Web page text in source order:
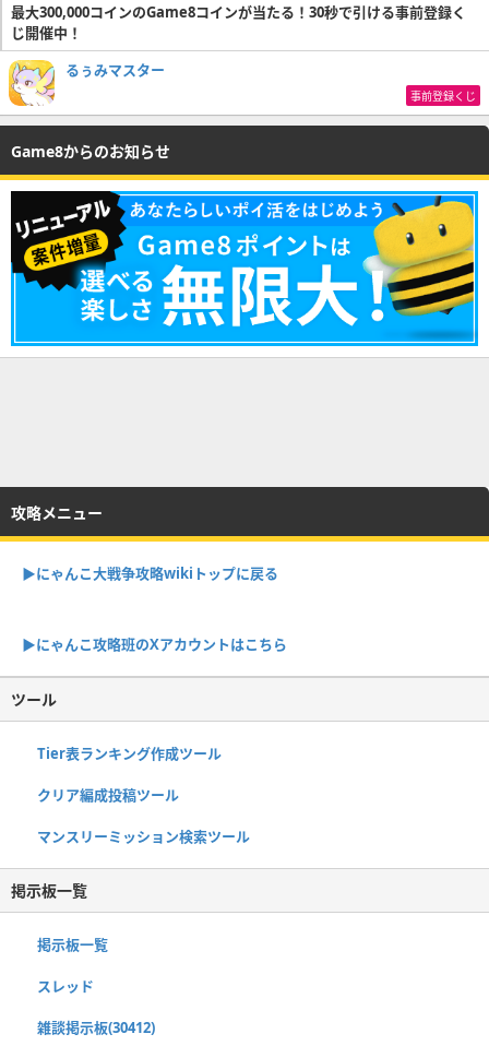
最大300,000コインのGame8コインが当たる！30秒で引ける事前登録く
じ開催中！
るぅみマスター
事前登録くじ
Game8からのお知らせ
攻略メニュー
▶︎にゃんこ大戦争攻略wikiトップに戻る
▶︎にゃんこ攻略班のXアカウントはこちら
ツール
Tier表ランキング作成ツール
クリア編成投稿ツール
マンスリーミッション検索ツール
掲示板一覧
掲示板一覧
スレッド
雑談掲示板(30412)